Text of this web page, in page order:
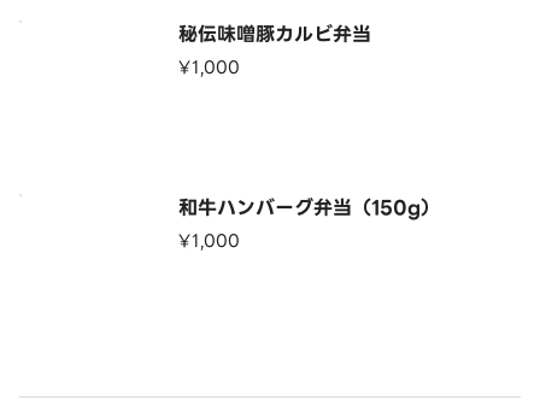
秘伝味噌豚カルビ弁当
¥1,000
和牛ハンバーグ弁当（150g）
¥1,000